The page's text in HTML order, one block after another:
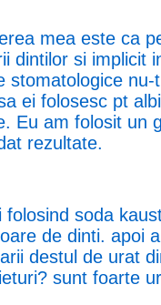
mea este ca
dintilor si implicit
stomatologice
ei folosesc pt
Eu am folosit un
rezultate.
soda
de dinti. apoi
destul de urat
sunt foarte